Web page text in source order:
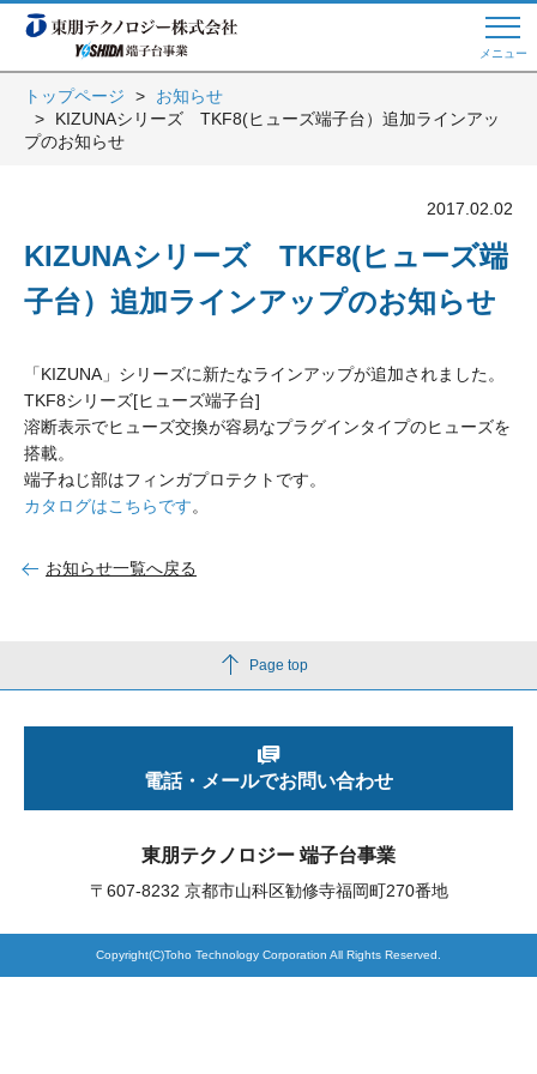
メニュー
Web商談 ご希望の方はこちら
東朋テクノロジーサイトへ
よくある質問
会員登録
品質への取り組み 環境方針について
個人情報保護方針
トップページ
お知らせ
KIZUNAシリーズ TKF8(ヒューズ端子台）追加ラインアッ
プのお知らせ
2017.02.02
KIZUNAシリーズ TKF8(ヒューズ端
子台）追加ラインアップのお知らせ
「KIZUNA」シリーズに新たなラインアップが追加されました。
TKF8シリーズ[ヒューズ端子台]
溶断表示でヒューズ交換が容易なプラグインタイプのヒューズを
搭載。
端子ねじ部はフィンガプロテクトです。
カタログはこちらです。
お知らせ一覧へ戻る
Page top
東朋テクノロジー 端子台事業
〒607-8232 京都市山科区勧修寺福岡町270番地
電話・メールでお問い合わせ
Copyright(C)Toho Technology Corporation All Rights Reserved.